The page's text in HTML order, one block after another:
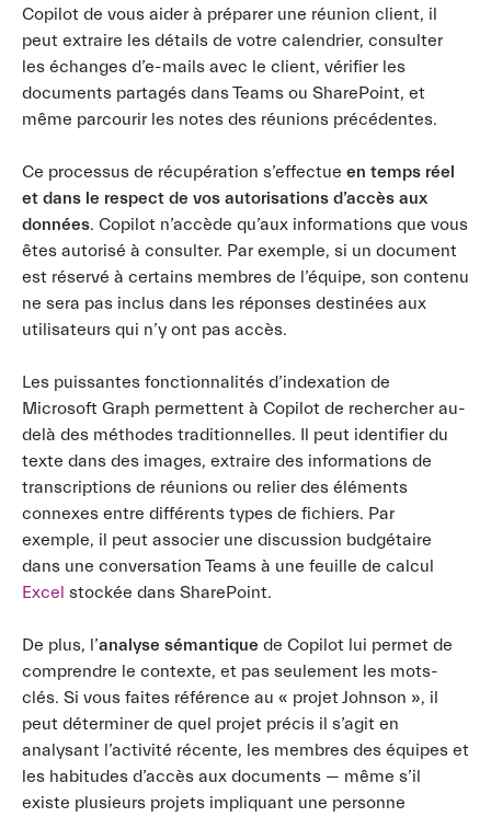
Copilot de vous aider à préparer une réunion client, il
peut extraire les détails de votre calendrier, consulter
les échanges d’e-mails avec le client, vérifier les
documents partagés dans Teams ou SharePoint, et
même parcourir les notes des réunions précédentes.
Ce processus de récupération s’effectue en temps réel
et dans le respect de vos autorisations d’accès aux
données. Copilot n’accède qu’aux informations que vous
êtes autorisé à consulter. Par exemple, si un document
est réservé à certains membres de l’équipe, son contenu
ne sera pas inclus dans les réponses destinées aux
utilisateurs qui n’y ont pas accès.
Les puissantes fonctionnalités d’indexation de
Microsoft Graph permettent à Copilot de rechercher au-
delà des méthodes traditionnelles. Il peut identifier du
texte dans des images, extraire des informations de
transcriptions de réunions ou relier des éléments
connexes entre différents types de fichiers. Par
exemple, il peut associer une discussion budgétaire
dans une conversation Teams à une feuille de calcul
Excel stockée dans SharePoint.
De plus, l’analyse sémantique de Copilot lui permet de
comprendre le contexte, et pas seulement les mots-
clés. Si vous faites référence au « projet Johnson », il
peut déterminer de quel projet précis il s’agit en
analysant l’activité récente, les membres des équipes et
les habitudes d’accès aux documents — même s’il
existe plusieurs projets impliquant une personne